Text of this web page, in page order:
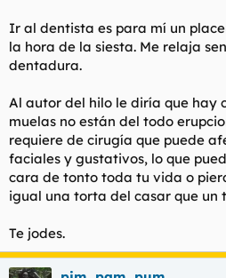
Ir al dentista es para mí un
la hora de la siesta. Me relaja
dentadura.
Al autor del hilo le diría que hay
muelas no están del todo
requiere de cirugía que puede
faciales y gustativos, lo que
cara de tonto toda tu vida o
igual una torta del casar que un
Te jodes.